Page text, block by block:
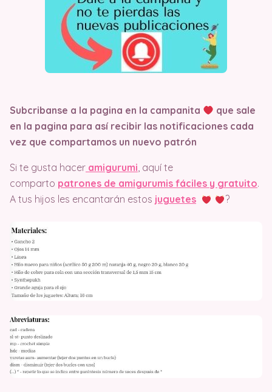
Subcribanse a la pagina en la campanita
que sale
en la pagina para así recibir las notificaciones cada
vez que compartamos un nuevo patrón
Si te gusta hacer amigurumi, aquí te
comparto patrones de amigurumis fáciles y gratuito.
A tus hijos les encantarán estos juguetes ?